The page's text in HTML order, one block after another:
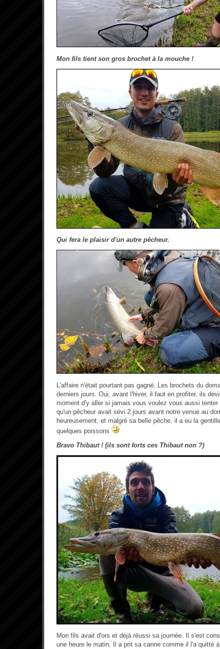
Mon fils tient son gros brochet à la mouche !
Qui fera le plaisir d'un autre pêcheur.
L'affaire n'était pourtant pas gagné. Les brochets du
derniers jours. Oui, avant l'hiver, il faut en profiter, ils
moment d'y aller si jamais vous voulez vous aussi
qu'un pêcheur avait sévi 2 jours avant notre venue au
heureusement, et malgré sa belle pêche, il a eu la
quelques poissons
Bravo Thibaut ! (ils sont forts ces Thibaut non ?)
Mon fils avait d'ors et déjà réussi sa journée. Il s'est
une heure le matin. Il a prit sa canne comme il l'a quitté